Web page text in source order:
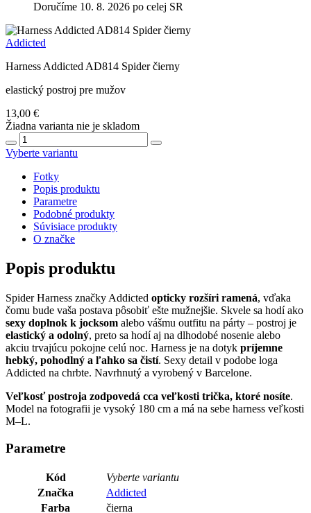
Doručíme 10. 8. 2026 po celej SR
Addicted
Harness Addicted AD814 Spider čierny
elastický postroj pre mužov
13,00 €
Žiadna varianta nie je skladom
Vyberte variantu
Fotky
Popis produktu
Parametre
Podobné produkty
Súvisiace produkty
O značke
Popis produktu
Spider Harness značky Addicted opticky rozšíri ramená, vďaka
čomu bude vaša postava pôsobiť ešte mužnejšie. Skvele sa hodí ako
sexy doplnok k jocksom alebo vášmu outfitu na párty – postroj je
elastický a odolný, preto sa hodí aj na dlhodobé nosenie alebo
akciu trvajúcu pokojne celú noc. Harness je na dotyk príjemne
hebký, pohodlný a ľahko sa čistí. Sexy detail v podobe loga
Addicted na chrbte. Navrhnutý a vyrobený v Barcelone.
Veľkosť postroja zodpovedá cca veľkosti trička, ktoré nosíte.
Model na fotografii je vysoký 180 cm a má na sebe harness veľkosti
M–L.
Parametre
Kód
Vyberte variantu
Značka
Addicted
Farba
čierna